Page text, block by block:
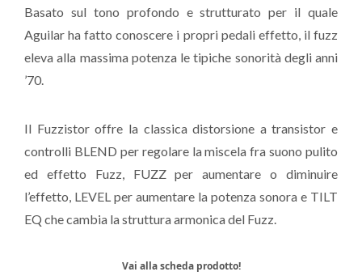
Basato sul tono profondo e strutturato per il quale
Aguilar ha fatto conoscere i propri pedali effetto, il fuzz
eleva alla massima potenza le tipiche sonorità degli anni
’70.
Il Fuzzistor offre la classica distorsione a transistor e
controlli BLEND per regolare la miscela fra suono pulito
ed effetto Fuzz, FUZZ per aumentare o diminuire
l’effetto, LEVEL per aumentare la potenza sonora e TILT
EQ che cambia la struttura armonica del Fuzz.
Vai alla scheda prodotto!